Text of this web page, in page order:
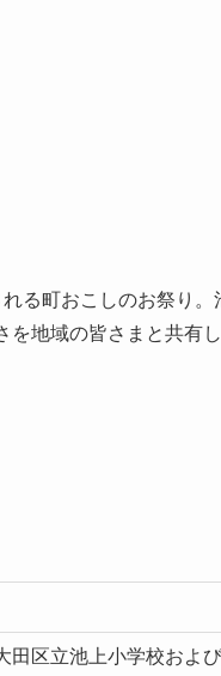
る町おこしのお祭り
地域の皆さまと共有
田区立池上小学校およ